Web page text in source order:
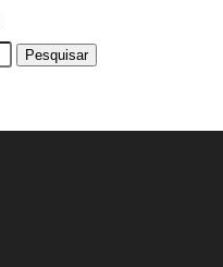
Pesquisar